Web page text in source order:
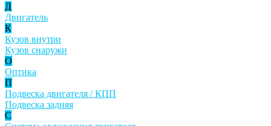
Д
Двигатель
К
Кузов внутри
Кузов снаружи
О
Оптика
П
Подвеска двигателя / КПП
Подвеска задняя
С